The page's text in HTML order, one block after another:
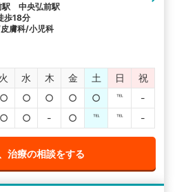
駅 中央弘前駅
歩18分
膚科/小児科
火 水 木 金 土 日
祝
○ ○ ○ ○ ○ ℡
-
○ ○ - ○ ℡ ℡ -
治療の相談をする